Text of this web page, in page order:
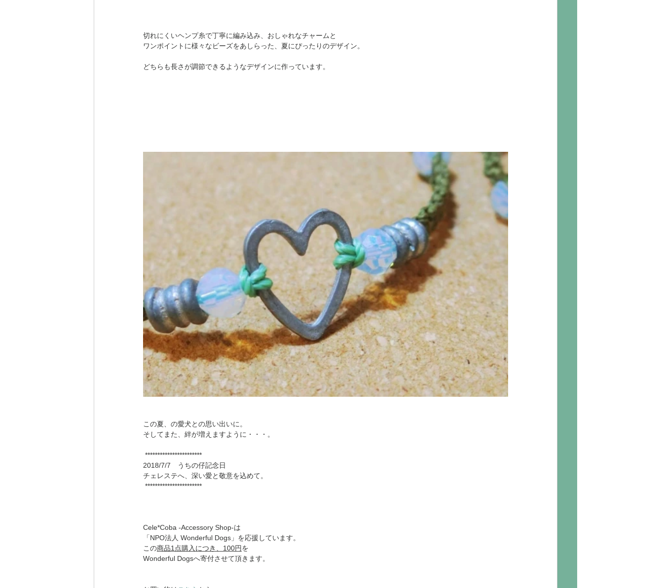
切れにくいヘンプ糸で丁寧に編み込み、おしゃれなチャームと
ワンポイントに様々なビーズをあしらった、夏にぴったりのデザイン。
どちらも長さが調節できるようなデザインに作っています。
この夏、の愛犬との思い出いに。
そしてまた、絆が増えますように・・・。
***********************
2018/7/7　うちの仔記念日
チェレステへ、深い愛と敬意を込めて。
***********************
Cele*Coba -Accessory Shop-は
「NPO法人 Wonderful Dogs」を応援しています。
この商品1点購入につき、100円を
Wonderful Dogsへ寄付させて頂きます。